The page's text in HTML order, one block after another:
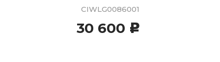
CIWLG0086001
30 600 c